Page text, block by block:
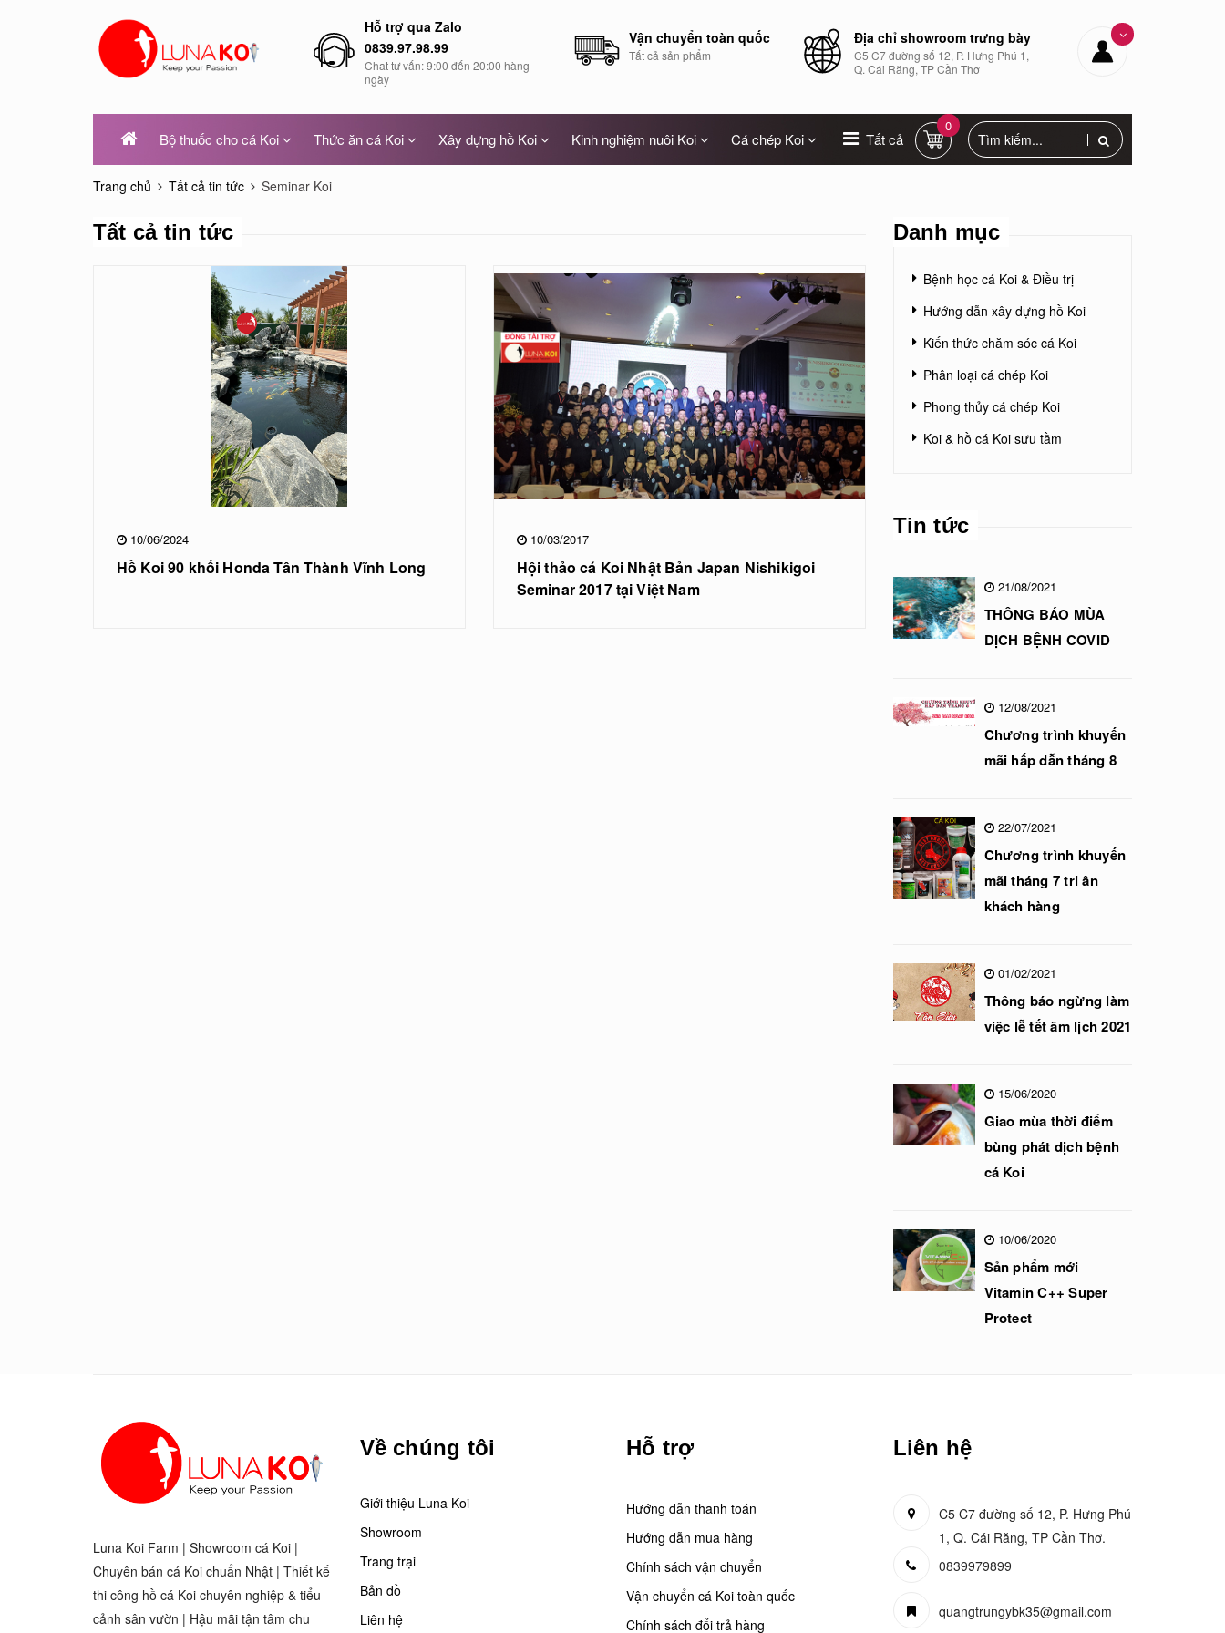
Địa chỉ showroom trưng bày
C5 C7 đường số 12, P. Hưng Phú 1,
Q. Cái Răng, TP Cần Thơ
Vận chuyển toàn quốc
Tất cả sản phẩm
Hỗ trợ qua Zalo
0839.97.98.99
Chat tư vấn: 9:00 đến 20:00 hàng
ngày
Bộ thuốc cho cá Koi Thức ăn cá Koi Xây dựng hồ Koi Kinh nghiệm nuôi Koi Cá chép Koi Tất cả
0
Trang chủ Tất cả tin tức Seminar Koi
Tất cả tin tức
10/06/2024
Hồ Koi 90 khối Honda Tân Thành Vĩnh Long
10/03/2017
Hội thảo cá Koi Nhật Bản Japan Nishikigoi
Seminar 2017 tại Việt Nam
Danh mục
Bệnh học cá Koi & Điều trị
Hướng dẫn xây dựng hồ Koi
Kiến thức chăm sóc cá Koi
Phân loại cá chép Koi
Phong thủy cá chép Koi
Koi & hồ cá Koi sưu tầm
Tin tức
21/08/2021
THÔNG BÁO MÙA
DỊCH BỆNH COVID
12/08/2021
Chương trình khuyến
mãi hấp dẫn tháng 8
22/07/2021
Chương trình khuyến
mãi tháng 7 tri ân
khách hàng
01/02/2021
Thông báo ngừng làm
việc lễ tết âm lịch 2021
15/06/2020
Giao mùa thời điểm
bùng phát dịch bệnh
cá Koi
10/06/2020
Sản phẩm mới
Vitamin C++ Super
Protect
Luna Koi Farm | Showroom cá Koi |
Chuyên bán cá Koi chuẩn Nhật | Thiết kế
thi công hồ cá Koi chuyên nghiệp & tiểu
cảnh sân vườn | Hậu mãi tận tâm chu
Về chúng tôi
Giới thiệu Luna Koi
Showroom
Trang trại
Bản đồ
Liên hệ
Hỗ trợ
Hướng dẫn thanh toán
Hướng dẫn mua hàng
Chính sách vận chuyển
Vận chuyển cá Koi toàn quốc
Chính sách đổi trả hàng
Liên hệ
C5 C7 đường số 12, P. Hưng Phú
1, Q. Cái Răng, TP Cần Thơ.
0839979899
quangtrungybk35@gmail.com